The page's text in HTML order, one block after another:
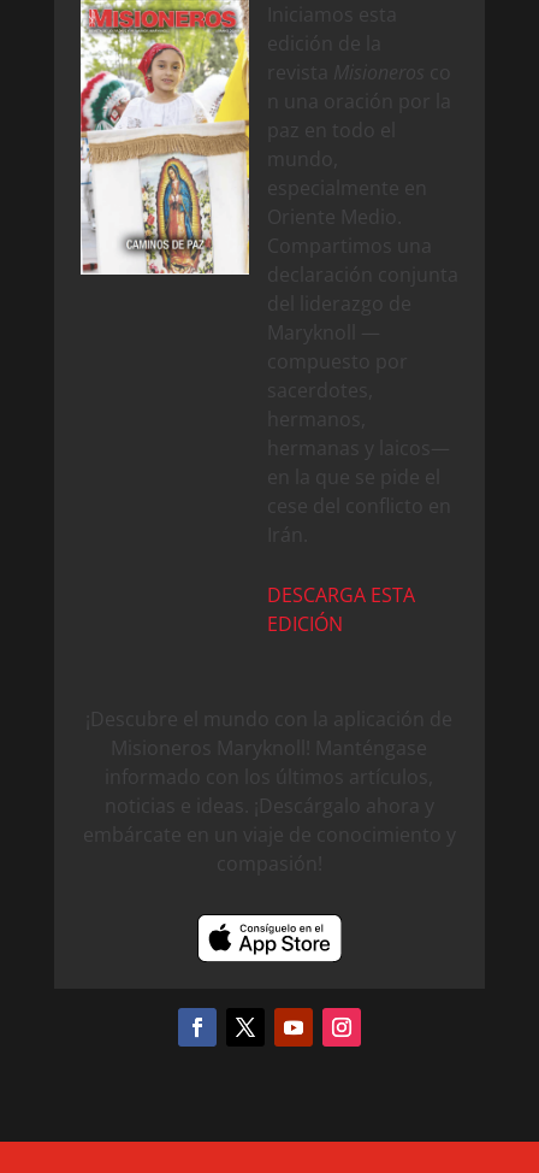
Iniciamos esta
edición de la
revista Misioneros co
n una oración por la
paz en todo el
mundo,
especialmente en
Oriente Medio.
Compartimos una
declaración conjunta
del liderazgo de
Maryknoll —
compuesto por
sacerdotes,
hermanos,
hermanas y laicos—
en la que se pide el
cese del conflicto en
Irán.
DESCARGA ESTA
EDICIÓN
¡Descubre el mundo con la aplicación de
Misioneros Maryknoll! Manténgase
informado con los últimos artículos,
noticias e ideas. ¡Descárgalo ahora y
embárcate en un viaje de conocimiento y
compasión!